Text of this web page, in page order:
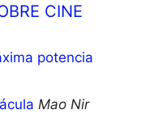
CINE
potencia
Mao Nir